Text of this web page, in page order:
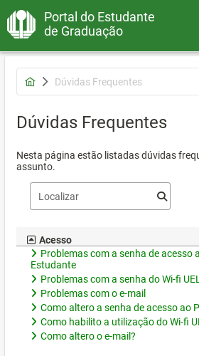
Portal do Estudante
de Graduação
Dúvidas Frequentes
Dúvidas Frequentes
Nesta página estão listadas dúvidas
assunto.
Acesso
Problemas com a senha de acesso
Estudante
Problemas com a senha do Wi-fi UEL
Problemas com o e-mail
Como altero a senha de acesso ao
Como habilito a utilização do Wi-fi
Como altero o e-mail?